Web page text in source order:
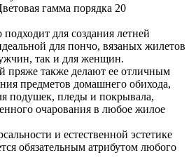
гамма порядка 20
для создания летней
для пончо, вязаных жилетов
так и для женщин.
пряже также делают ее отличным
предметов домашнего обихода,
подушек, пледы и покрывала,
очарования в любое жилое
и естественной эстетике
обязательным атрибутом любого